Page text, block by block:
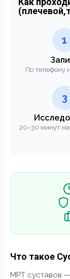
1
По телефону
3
20–30 минут
Что такое
МРТ суставов